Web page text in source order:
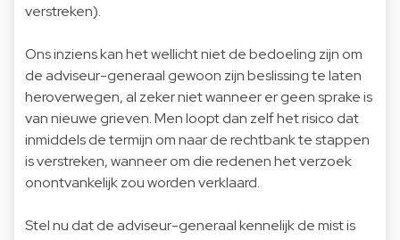
verstreken).
Ons inziens kan het wellicht niet de bedoeling zijn om
de adviseur-generaal gewoon zijn beslissing te laten
heroverwegen, al zeker niet wanneer er geen sprake is
van nieuwe grieven. Men loopt dan zelf het risico dat
inmiddels de termijn om naar de rechtbank te stappen
is verstreken, wanneer om die redenen het verzoek
onontvankelijk zou worden verklaard.
Stel nu dat de adviseur-generaal kennelijk de mist is